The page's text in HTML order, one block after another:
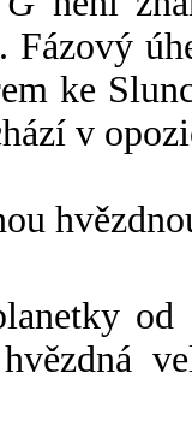
Fázový
ke
v
od